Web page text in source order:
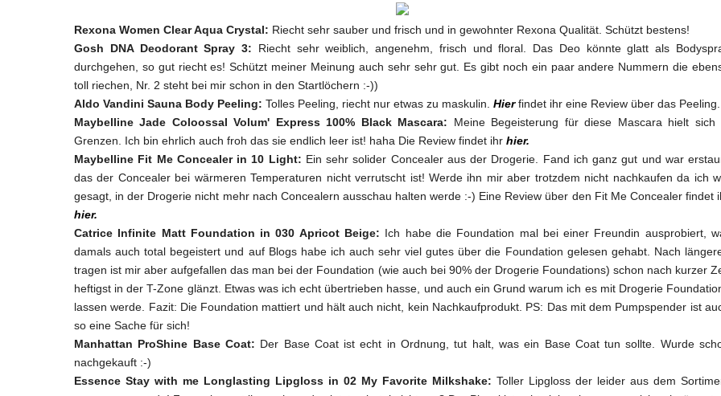
Rexona Women Clear Aqua Crystal: Riecht sehr sauber und frisch und in gewohnter Rexona Qualität. Schützt bestens!
Gosh DNA Deodorant Spray 3: Riecht sehr weiblich, angenehm, frisch und floral. Das Deo könnte glatt als
durchgehen, so gut riecht es! Schützt meiner Meinung auch sehr sehr gut. Es gibt noch ein paar andere Nummern die
toll riechen, Nr. 2 steht bei mir schon in den Startlöchern :-))
Aldo Vandini Sauna Body Peeling: Tolles Peeling, riecht nur etwas zu maskulin. Hierfindet ihr eine Review über das Peeling.
Maybelline Jade Coloossal Volum' Express 100% Black Mascara: Meine Begeisterung für diese Mascara hielt sich
Grenzen. Ich bin ehrlich auch froh das sie endlich leer ist! haha Die Review findet ihr hier.
Maybelline Fit Me Concealer in 10 Light: Ein sehr solider Concealer aus der Drogerie. Fand ich ganz gut und war
das der Concealer bei wärmeren Temperaturen nicht verrutscht ist! Werde ihn mir aber trotzdem nicht nachkaufen da ich
gesagt, in der Drogerie nicht mehr nach Concealern ausschau halten werde :-) Eine Review über den Fit Me Concealer findet
hier.
Catrice Infinite Matt Foundation in 030 Apricot Beige: Ich habe die Foundation mal bei einer Freundin ausprobiert,
damals auch total begeistert und auf Blogs habe ich auch sehr viel gutes über die Foundation gelesen gehabt. Nach
tragen ist mir aber aufgefallen das man bei der Foundation (wie auch bei 90% der Drogerie Foundations) schon nach kurzer
heftigst in der T-Zone glänzt. Etwas was ich echt übertrieben hasse, und auch ein Grund warum ich es mit Drogerie
lassen werde. Fazit: Die Foundation mattiert und hält auch nicht, kein Nachkaufprodukt. PS: Das mit dem Pumpspender ist
so eine Sache für sich!
Manhattan ProShine Base Coat: Der Base Coat ist echt in Ordnung, tut halt, was ein Base Coat tun sollte. Wurde
nachgekauft :-)
Essence Stay with me Longlasting Lipgloss in 02 My Favorite Milkshake: Toller Lipgloss der leider aus dem